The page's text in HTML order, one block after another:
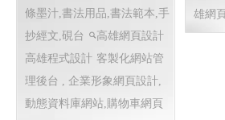
鏡 配鏡 太陽眼鏡 光學眼鏡
鏡框
高雄網頁設計 程式設
計 高雄網頁設計 程式設計
客製化網站管理後台 , 關鍵字
自然優化,客製活動程式設計,
計 高